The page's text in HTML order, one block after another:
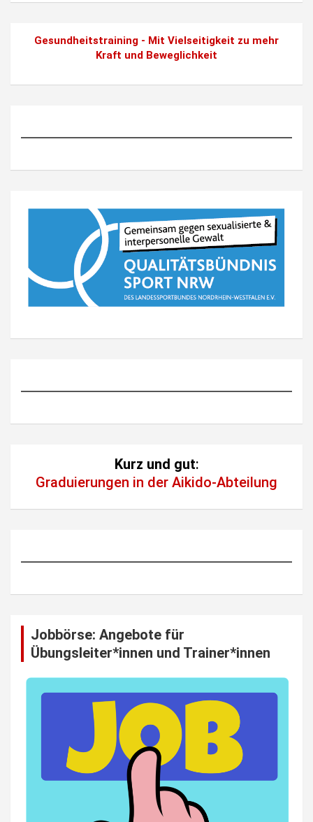
Gesundheitstraining - Mit Vielseitigkeit zu mehr
Kraft und Beweglichkeit
Kurz und gut:
Graduierungen in der Aikido-Abteilung
Jobbörse: Angebote für
Übungsleiter*innen und Trainer*innen